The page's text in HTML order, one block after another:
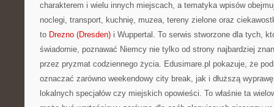
charakterem i wielu innych miejscach, a tematyka wpisów
noclegi, transport, kuchnię, muzea, tereny zielone oraz
to Drezno (Dresden) i Wuppertal. To serwis stworzone dla tych,
świadomie, poznawać Niemcy nie tylko od strony najbardziej
przez pryzmat codziennego życia. Edusimare.pl pokazuje, że
oznaczać zarówno weekendowy city break, jak i dłuższą
lokalnych specjałów czy miejskich opowieści. To właśnie ta